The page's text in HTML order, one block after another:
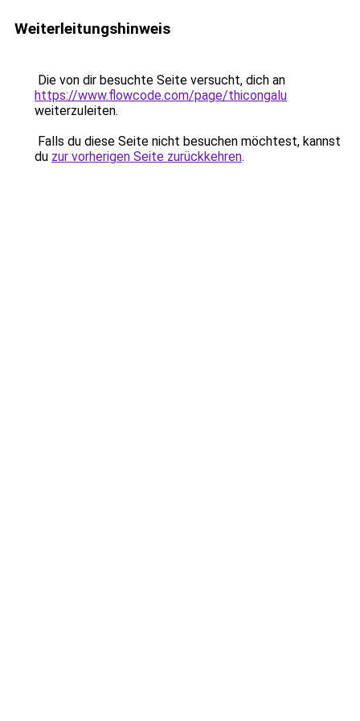
Weiterleitungshinweis
Die von dir besuchte Seite versucht, dich an
https://www.flowcode.com/page/thicongalu
weiterzuleiten.
Falls du diese Seite nicht besuchen möchtest, kannst
du zur vorherigen Seite zurückkehren.